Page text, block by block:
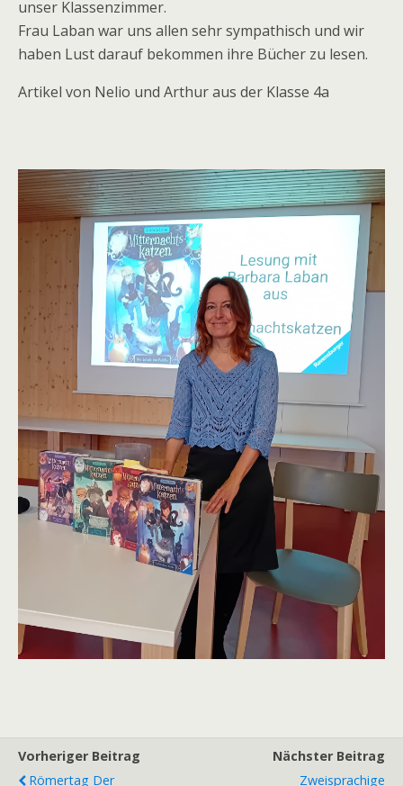
unser Klassenzimmer.
Frau Laban war uns allen sehr sympathisch und wir
haben Lust darauf bekommen ihre Bücher zu lesen.
Artikel von Nelio und Arthur aus der Klasse 4a
Vorheriger Beitrag
Römertag Der
Nächster Beitrag
Zweisprachige